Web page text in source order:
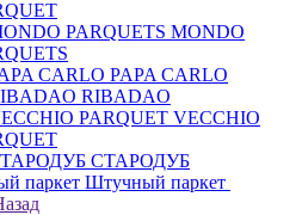
RIBADAO
Штучный паркет
паркет